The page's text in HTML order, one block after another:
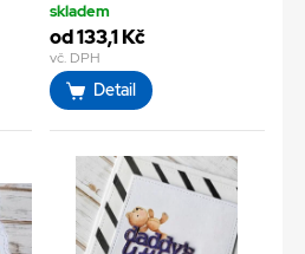
skladem
od 133,1 Kč
vč. DPH
Detail